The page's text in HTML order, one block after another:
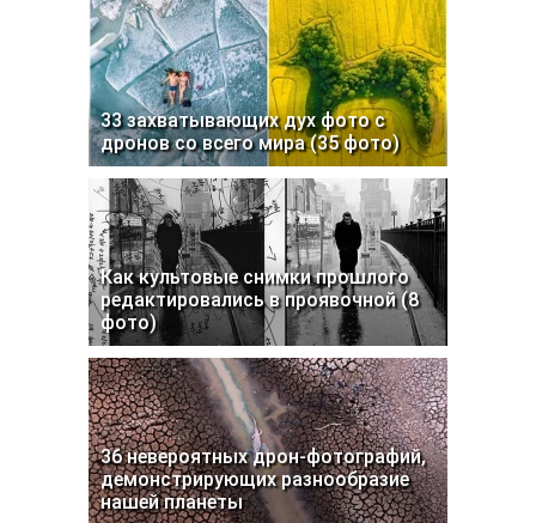
33 захватывающих дух фото с
дронов со всего мира (35 фото)
Как культовые снимки прошлого
редактировались в проявочной (8
фото)
36 невероятных дрон-фотографий,
демонстрирующих разнообразие
нашей планеты